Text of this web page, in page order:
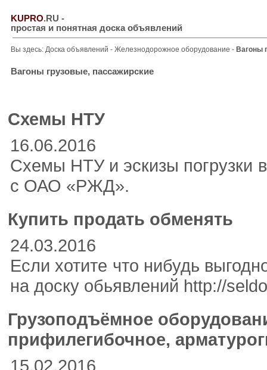
KUPRO.RU -
простая и понятная доска объявлений
Вы здесь: Доска объявлений - Железнодорожное оборудование - Вагоны
Вагоны грузовые, пассажирские
Схемы НТУ
16.06.2016
Схемы НТУ и эскизы погрузки
с ОАО «РЖД».
Купить продать обменять
24.03.2016
Если хотите что нибудь
на доску обьявлений http://
Грузоподъёмное
прифилегибочное,
15.02.2016